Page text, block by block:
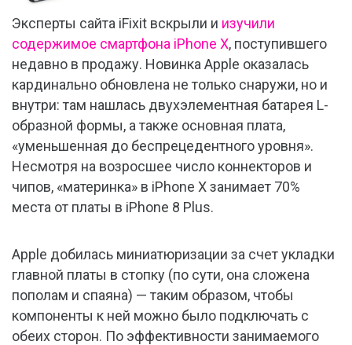
Эксперты сайта iFixit вскрыли и изучили
содержимое смартфона iPhone X, поступившего
недавно в продажу. Новинка Apple оказалась
кардинально обновлена не только снаружи, но и
внутри: там нашлась двухэлементная батарея L-
образной формы, а также основная плата,
«уменьшенная до беспрецедентного уровня».
Несмотря на возросшее число коннекторов и
чипов, «материнка» в iPhone X занимает 70%
места от платы в iPhone 8 Plus.
Apple добилась миниатюризации за счет укладки
главной платы в стопку (по сути, она сложена
пополам и спаяна) — таким образом, чтобы
компоненты к ней можно было подключать с
обеих сторон. По эффективности занимаемого